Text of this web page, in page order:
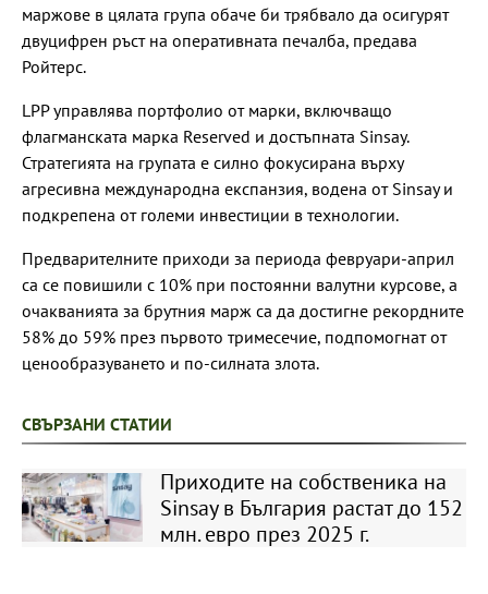
маржове в цялата група обаче би трябвало да осигурят
двуцифрен ръст на оперативната печалба, предава
Ройтерс.
LPP управлява портфолио от марки, включващо
флагманската марка Reserved и достъпната Sinsay.
Стратегията на групата е силно фокусирана върху
агресивна международна експанзия, водена от Sinsay и
подкрепена от големи инвестиции в технологии.
Предварителните приходи за периода февруари-април
са се повишили с 10% при постоянни валутни курсове, а
очакванията за брутния марж са да достигне рекордните
58% до 59% през първото тримесечие, подпомогнат от
ценообразуването и по-силната злота.
СВЪРЗАНИ СТАТИИ
Приходите на собственика на
Sinsay в България растат до 152
млн. евро през 2025 г.